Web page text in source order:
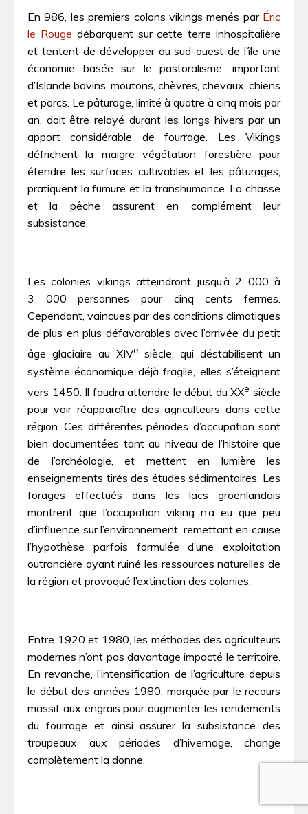
En 986, les premiers colons vikings menés par Éric
le Rouge débarquent sur cette terre inhospitalière
et tentent de développer au sud-ouest de l’île une
économie basée sur le pastoralisme, important
d’Islande bovins, moutons, chèvres, chevaux, chiens
et porcs. Le pâturage, limité à quatre à cinq mois par
an, doit être relayé durant les longs hivers par un
apport considérable de fourrage. Les Vikings
défrichent la maigre végétation forestière pour
étendre les surfaces cultivables et les pâturages,
pratiquent la fumure et la transhumance. La chasse
et la pêche assurent en complément leur
subsistance.
Les colonies vikings atteindront jusqu’à 2 000 à
3 000 personnes pour cinq cents fermes.
Cependant, vaincues par des conditions climatiques
de plus en plus défavorables avec l’arrivée du petit
âge glaciaire au XIVe siècle, qui déstabilisent un
système économique déjà fragile, elles s’éteignent
vers 1450. Il faudra attendre le début du XXe siècle
pour voir réapparaître des agriculteurs dans cette
région. Ces différentes périodes d’occupation sont
bien documentées tant au niveau de l’histoire que
de l’archéologie, et mettent en lumière les
enseignements tirés des études sédimentaires. Les
forages effectués dans les lacs groenlandais
montrent que l’occupation viking n’a eu que peu
d’influence sur l’environnement, remettant en cause
l’hypothèse parfois formulée d’une exploitation
outrancière ayant ruiné les ressources naturelles de
la région et provoqué l’extinction des colonies.
Entre 1920 et 1980, les méthodes des agriculteurs
modernes n’ont pas davantage impacté le territoire.
En revanche, l’intensification de l’agriculture depuis
le début des années 1980, marquée par le recours
massif aux engrais pour augmenter les rendements
du fourrage et ainsi assurer la subsistance des
troupeaux aux périodes d’hivernage, change
complètement la donne.